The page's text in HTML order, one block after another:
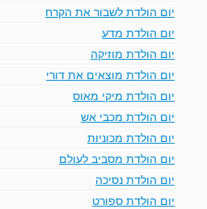
יום הולדת לשבור את הקרח
יום הולדת מדע
יום הולדת מוזיקה
יום הולדת מוצאים את דורי
יום הולדת מיקי מאוס
יום הולדת מכבי אש
יום הולדת מכוניות
יום הולדת מסביב לעולם
יום הולדת נסיכה
יום הולדת ספורט